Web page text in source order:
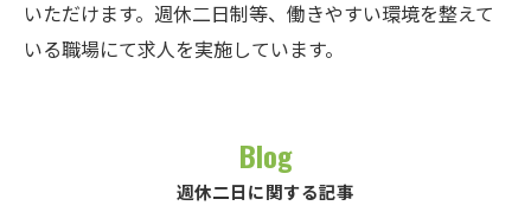
いただけます。週休二日制等、働きやすい環境を整えて
いる職場にて求人を実施しています。
Blog
週休二日に関する記事